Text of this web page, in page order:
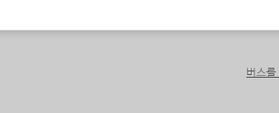
버스